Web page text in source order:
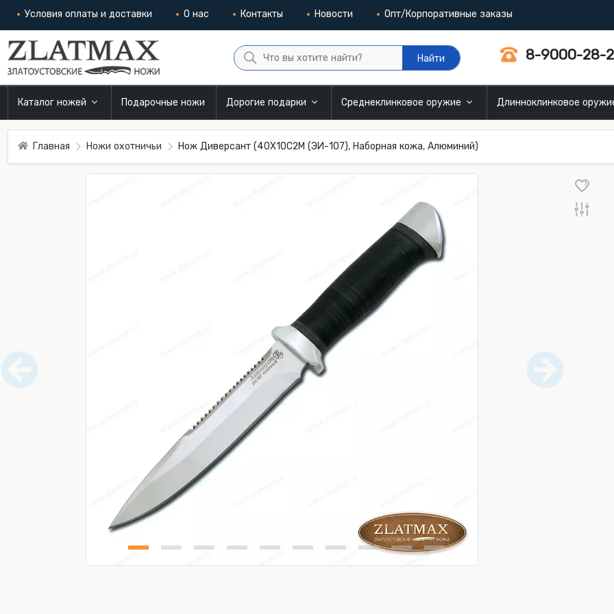
Условия оплаты и доставки О нас Контакты Новости Опт/Корпоративные заказы
Найти 8-9000-28-
Каталог ножей Подарочные ножи Дорогие подарки Среднеклинковое оружие Длинноклинковое
Главная Ножи охотничьи Нож Диверсант (40Х10С2М (ЭИ-107), Наборная кожа, Алюминий)